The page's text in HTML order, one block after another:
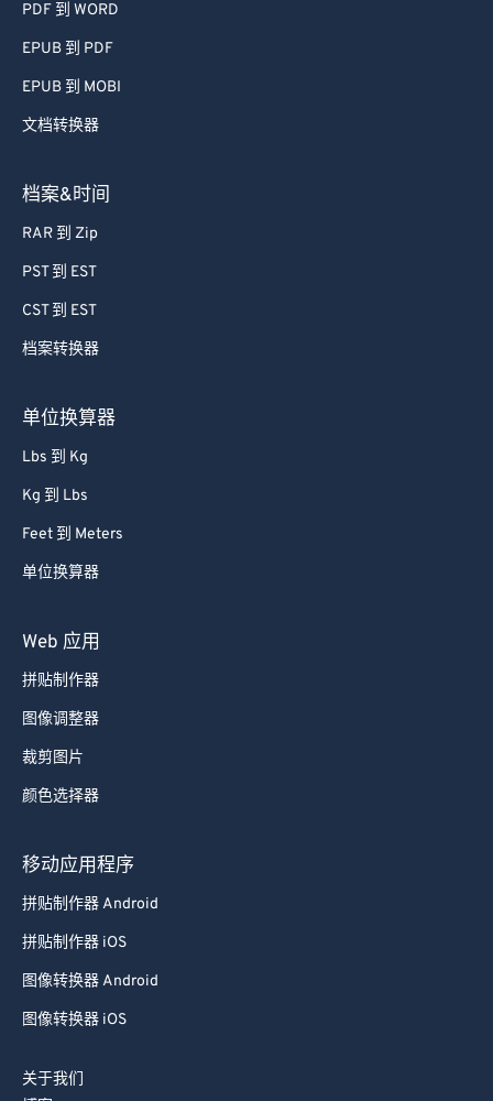
PDF 到 WORD
EPUB 到 PDF
EPUB 到 MOBI
文档转换器
档案&时间
RAR 到 Zip
PST 到 EST
CST 到 EST
档案转换器
单位换算器
Lbs 到 Kg
Kg 到 Lbs
Feet 到 Meters
单位换算器
Web 应用
拼贴制作器
图像调整器
裁剪图片
颜色选择器
移动应用程序
拼贴制作器 Android
拼贴制作器 iOS
图像转换器 Android
图像转换器 iOS
关于我们